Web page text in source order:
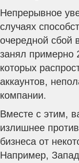
Непрерывное
случаях
очередной сбой
занял примерно
которых
аккаунтов,
компании.
Вместе с этим,
излишнее
бизнеса от
Например,